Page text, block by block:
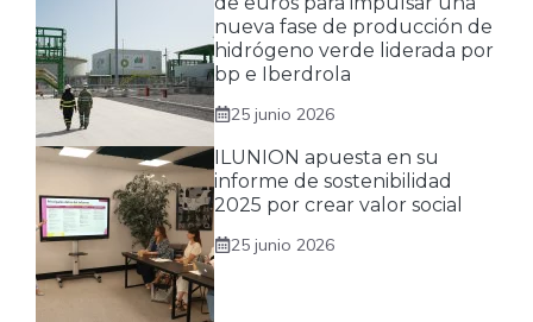
nueva fase de producción de
hidrógeno verde liderada por
bp e Iberdrola
25 junio 2026
ILUNION apuesta en su
informe de sostenibilidad
2025 por crear valor social
25 junio 2026